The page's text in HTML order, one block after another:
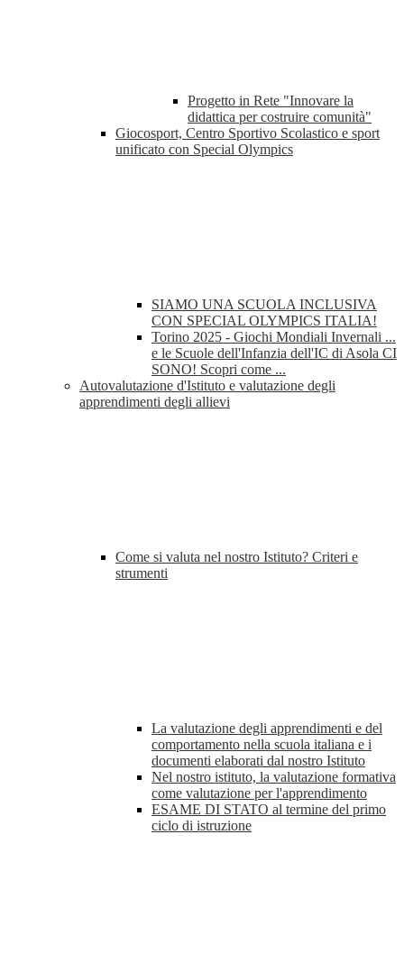
Progetto in Rete "Innovare la
didattica per costruire comunità"
Giocosport, Centro Sportivo Scolastico e sport
unificato con Special Olympics
SIAMO UNA SCUOLA INCLUSIVA
CON SPECIAL OLYMPICS ITALIA!
Torino 2025 - Giochi Mondiali Invernali ...
e le Scuole dell'Infanzia dell'IC di Asola CI
SONO! Scopri come ...
Autovalutazione d'Istituto e valutazione degli
apprendimenti degli allievi
Come si valuta nel nostro Istituto? Criteri e
strumenti
La valutazione degli apprendimenti e del
comportamento nella scuola italiana e i
documenti elaborati dal nostro Istituto
Nel nostro istituto, la valutazione formativa
come valutazione per l'apprendimento
ESAME DI STATO al termine del primo
ciclo di istruzione